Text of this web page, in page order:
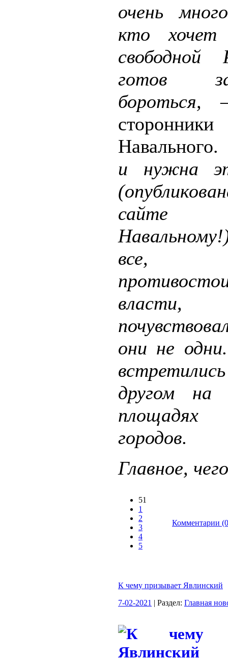
очень
кто
свободной
готов
бороться,
сторонники
и нужна
сайте
все,
власти,
они не
другом на
городов.
Главное,
51
1
2
3
4
5
Комментарии
К чему призывает Явлинский
7-02-2021 | Раздел: Главная